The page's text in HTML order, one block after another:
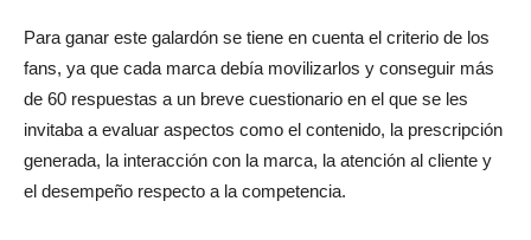
Para ganar este galardón se tiene en cuenta el criterio de los
fans, ya que cada marca debía movilizarlos y conseguir más
de 60 respuestas a un breve cuestionario en el que se les
invitaba a evaluar aspectos como el contenido, la prescripción
generada, la interacción con la marca, la atención al cliente y
el desempeño respecto a la competencia.